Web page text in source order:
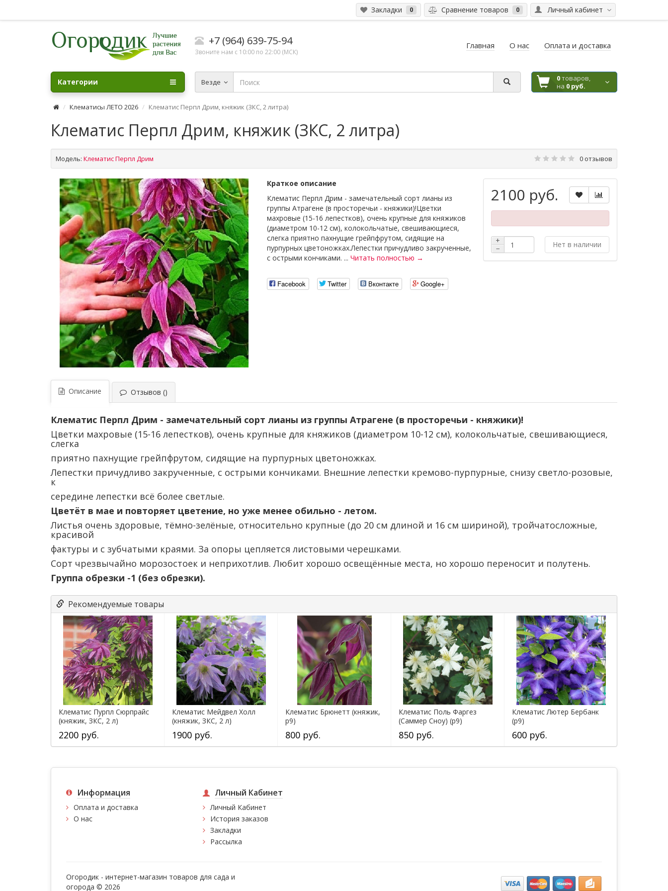
Личный кабинет
Закладки 0 Сравнение товаров 0
+7 (964) 639-75-94
Звоните нам с 10:00 по 22:00 (МСК)
Главная О нас Оплата и доставка
Везде 0товаров,
на 0 руб.
Категории
Клематисы ЛЕТО 2026 Клематис Перпл Дрим, княжик (ЗКС, 2 литра)
Клематис Перпл Дрим, княжик (ЗКС, 2 литра)
Модель: Клематис Перпл Дрим 0 отзывов
Краткое описание
Клематис Перпл Дрим - замечательный сорт лианы из
группы Атрагене (в просторечьи - княжики)!Цветки
махровые (15-16 лепестков), очень крупные для княжиков
(диаметром 10-12 см), колокольчатые, свешивающиеся,
слегка приятно пахнущие грейпфрутом, сидящие на
пурпурных цветоножках.Лепестки причудливо закрученные,
с острыми кончиками. ... Читать полностью →
Facebook Twitter Вконтакте Google+
2100 руб.
+
−
Нет в наличии
Описание Отзывов ()
Клематис Перпл Дрим - замечательный сорт лианы из группы Атрагене (в просторечьи - княжики)!
Цветки махровые (15-16 лепестков), очень крупные для княжиков (диаметром 10-12 см), колокольчатые, свешивающиеся,
слегка
приятно пахнущие грейпфрутом, сидящие на пурпурных цветоножках.
Лепестки причудливо закрученные, с острыми кончиками. Внешние лепестки кремово-пурпурные, снизу светло-розовые,
к
середине лепестки всё более светлые.
Цветёт в мае и повторяет цветение, но уже менее обильно - летом.
Листья очень здоровые, тёмно-зелёные, относительно крупные (до 20 см длиной и 16 см шириной), тройчатосложные,
красивой
фактуры и с зубчатыми краями. За опоры цепляется листовыми черешками.
Сорт чрезвычайно морозостоек и неприхотлив. Любит хорошо освещённые места, но хорошо переносит и полутень.
Группа обрезки -1 (без обрезки).
Рекомендуемые товары
Клематис Пурпл Сюрпрайс
(княжик, ЗКС, 2 л)
2200 руб.
Клематис Мейдвел Холл
(княжик, ЗКС, 2 л)
1900 руб.
Клематис Брюнетт (княжик,
р9)
800 руб.
Клематис Поль Фаргез
(Саммер Сноу) (р9)
850 руб.
Клематис Лютер Бербанк
(р9)
600 руб.
Информация
Оплата и доставка
О нас
Личный Кабинет
Личный Кабинет
История заказов
Закладки
Рассылка
Огородик - интернет-магазин товаров для сада и
огорода © 2026